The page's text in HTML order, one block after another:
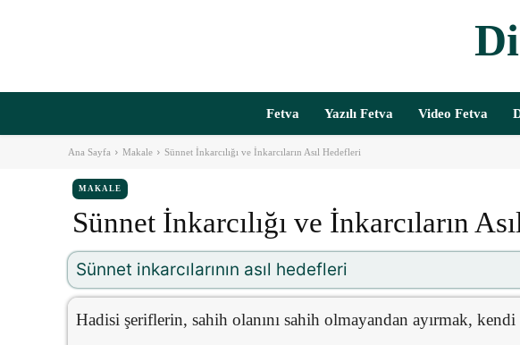
Fetva Yazılı Fetva Video Fetva
Ana Sayfa Makale Sünnet İnkarcılığı ve İnkarcıların Asıl Hedefleri
MAKALE
Sünnet İnkarcılığı ve İnkarcıların
Sünnet inkarcılarının asıl hedefleri
Hadisi şeriflerin, sahih olanını sahih olmayandan ayırmak,